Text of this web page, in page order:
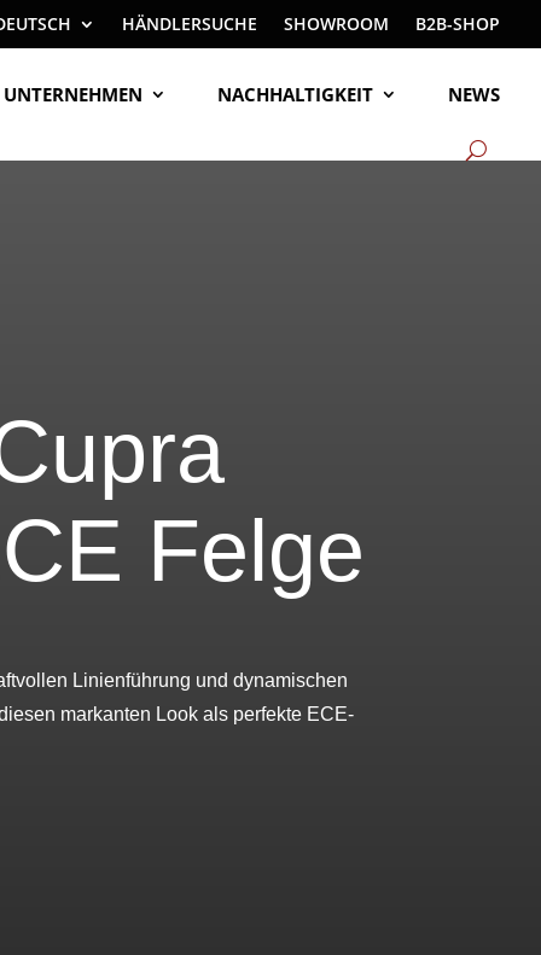
HÄNDLERSUCHE SHOWROOM B2B-SHOP
UNTERNEHMEN NACHHALTIGKEIT NEWS
Felge
Linienführung und dynamischen
markanten Look als perfekte ECE-